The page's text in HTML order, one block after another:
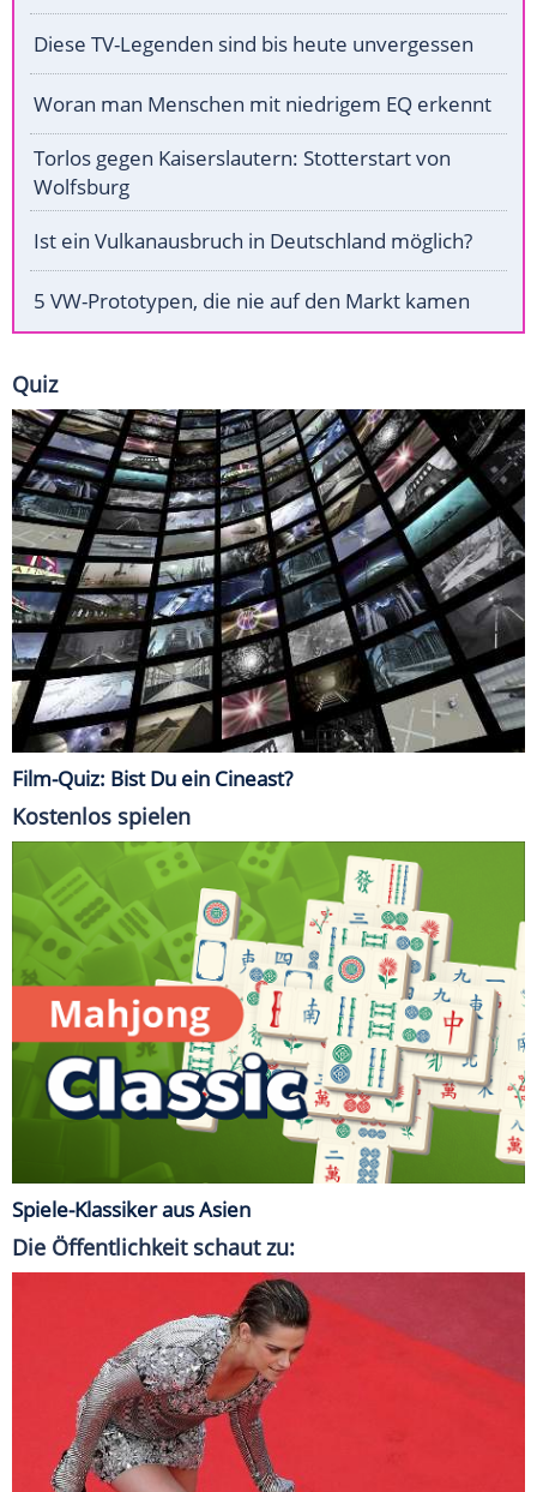
Diese TV-Legenden sind bis heute unvergessen
Woran man Menschen mit niedrigem EQ erkennt
Torlos gegen Kaiserslautern: Stotterstart von
Wolfsburg
Ist ein Vulkanausbruch in Deutschland möglich?
5 VW-Prototypen, die nie auf den Markt kamen
Quiz
Film-Quiz: Bist Du ein Cineast?
Kostenlos spielen
Spiele-Klassiker aus Asien
Die Öffentlichkeit schaut zu: